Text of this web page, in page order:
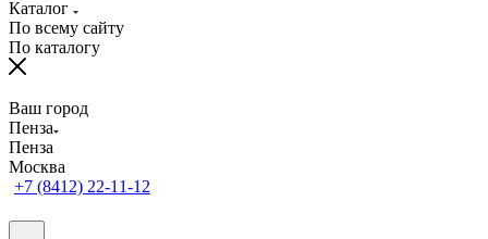
Каталог
По всему сайту
По каталогу
Ваш город
Пенза
Пенза
Москва
+7 (8412) 22-11-12